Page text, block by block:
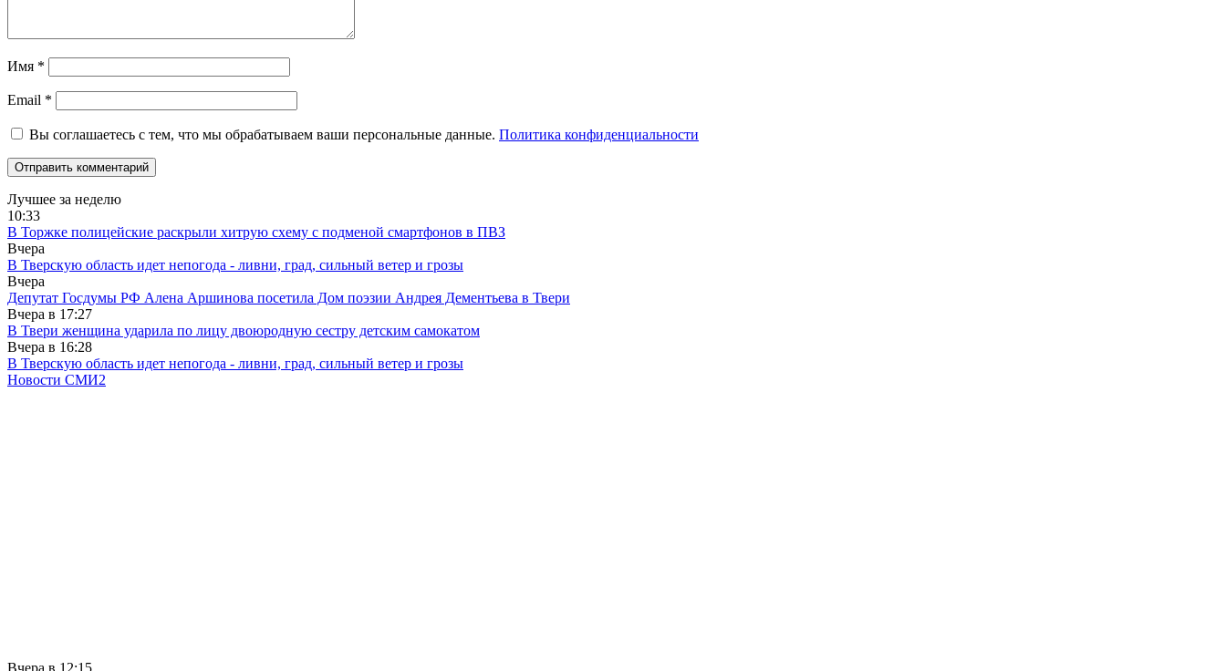
Имя *
Email *
Вы соглашаетесь с тем, что мы обрабатываем ваши персональные данные. Политика конфиденциальности
Лучшее за неделю
10:33
В Торжке полицейские раскрыли хитрую схему с подменой смартфонов в ПВЗ
Вчера
В Тверскую область идет непогода - ливни, град, сильный ветер и грозы
Вчера
Депутат Госдумы РФ Алена Аршинова посетила Дом поэзии Андрея Дементьева в Твери
Вчера в 17:27
В Твери женщина ударила по лицу двоюродную сестру детским самокатом
Вчера в 16:28
В Тверскую область идет непогода - ливни, град, сильный ветер и грозы
Новости СМИ2
Вчера в 12:15